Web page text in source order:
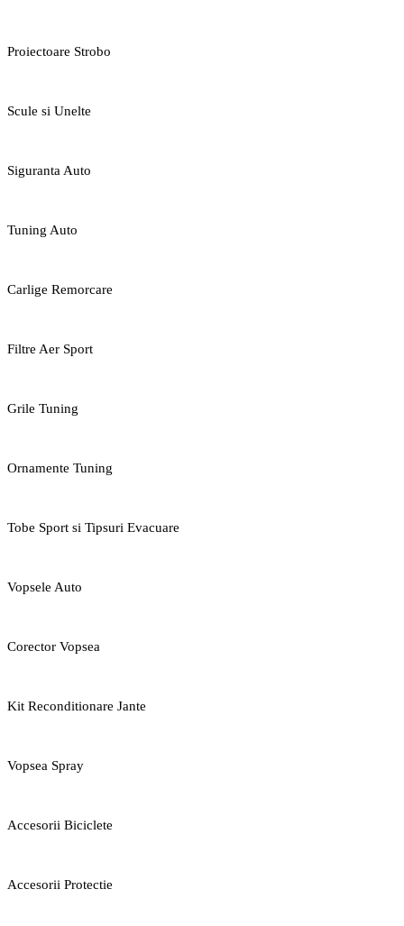
Proiectoare Strobo
Scule si Unelte
Siguranta Auto
Tuning Auto
Carlige Remorcare
Filtre Aer Sport
Grile Tuning
Ornamente Tuning
Tobe Sport si Tipsuri Evacuare
Vopsele Auto
Corector Vopsea
Kit Reconditionare Jante
Vopsea Spray
Accesorii Biciclete
Accesorii Protectie